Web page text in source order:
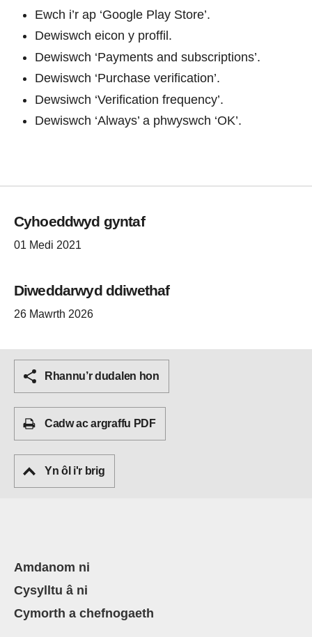
Ewch i’r ap ‘Google Play Store’.
Dewiswch eicon y proffil.
Dewiswch ‘Payments and subscriptions’.
Dewiswch ‘Purchase verification’.
Dewsiwch ‘Verification frequency’.
Dewiswch ‘Always’ a phwyswch ‘OK’.
Cyhoeddwyd gyntaf
01 Medi 2021
Diweddarwyd ddiwethaf
26 Mawrth 2026
Rhannu’r dudalen hon
Cadw ac argraffu PDF
Yn ôl i'r brig
Amdanom ni
Cysylltu â ni
Cymorth a chefnogaeth